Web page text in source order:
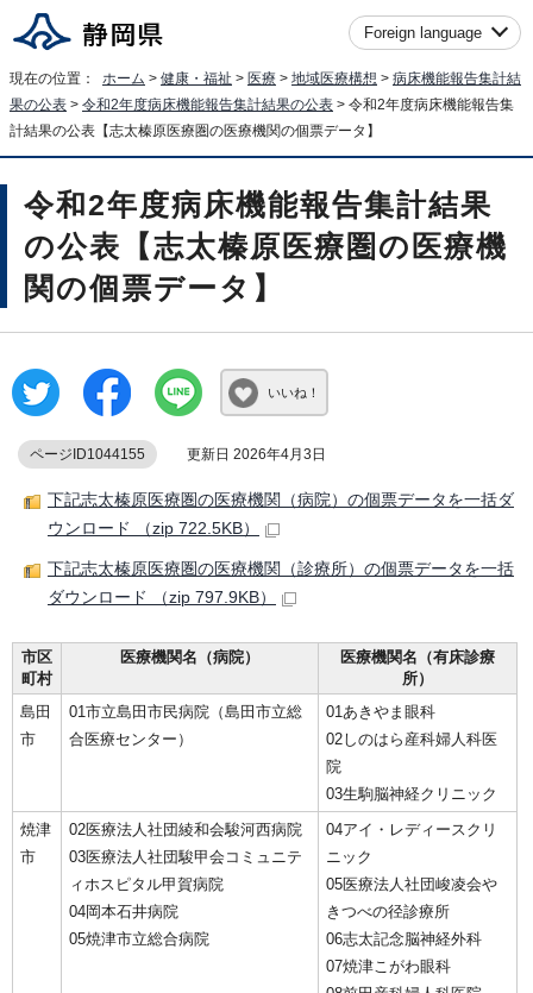
Foreign language
現在の位置： ホーム > 健康・福祉 > 医療 > 地域医療構想 > 病床機能報告集計結
果の公表 > 令和2年度病床機能報告集計結果の公表 > 令和2年度病床機能報告集
計結果の公表【志太榛原医療圏の医療機関の個票データ】
令和2年度病床機能報告集計結果
の公表【志太榛原医療圏の医療機
関の個票データ】
いいね！
ページID1044155 更新日 2026年4月3日
下記志太榛原医療圏の医療機関（病院）の個票データを一括ダ
ウンロード （zip 722.5KB）
下記志太榛原医療圏の医療機関（診療所）の個票データを一括
ダウンロード （zip 797.9KB）
市区
町村
医療機関名（病院）
医療機関名（有床診療
所）
島田
市
01市立島田市民病院（島田市立総
合医療センター）
01あきやま眼科
02しのはら産科婦人科医
院
03生駒脳神経クリニック
焼津
市
02医療法人社団綾和会駿河西病院
03医療法人社団駿甲会コミュニテ
ィホスピタル甲賀病院
04岡本石井病院
05焼津市立総合病院
04アイ・レディースクリ
ニック
05医療法人社団峻凌会や
きつべの径診療所
06志太記念脳神経外科
07焼津こがわ眼科